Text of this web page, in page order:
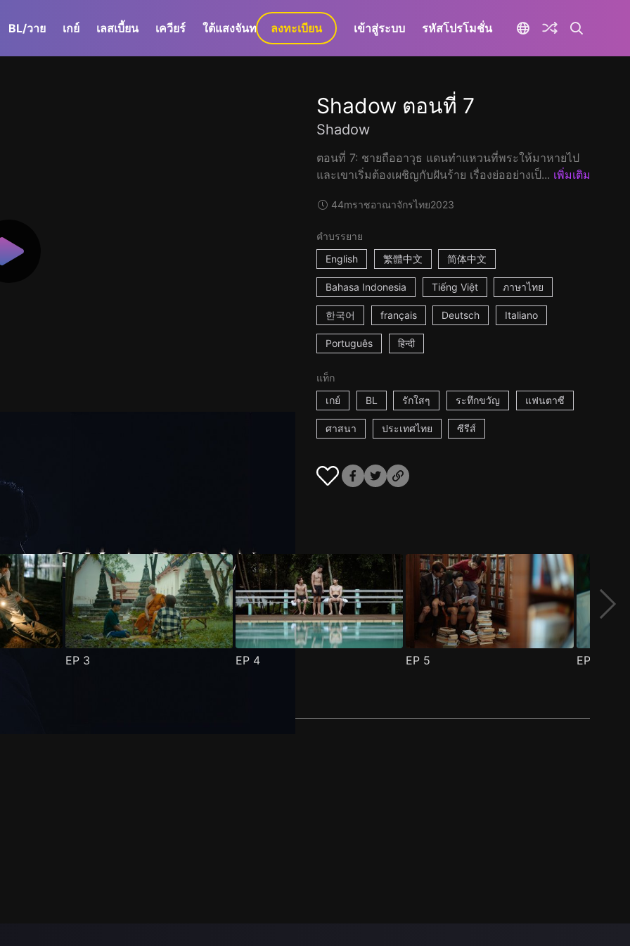
BL/วาย เกย์ เลสเบี้ยน เควียร์ ใต้แสงจันทร์ GaLa+
ลงทะเบียน เข้าสู่ระบบ รหัสโปรโมชั่น
Shadow ตอนที่ 7
Shadow
ตอนที่ 7: ชายถืออาวุธ แดนทำแหวนที่พระให้มาหายไป
และเขาเริ่มต้องเผชิญกับฝันร้าย เรื่องย่ออย่างเป็... เพิ่มเติม
44mราชอาณาจักรไทย2023
คำบรรยาย
English
繁體中文 简体中文
Bahasa Indonesia Tiếng Việt ภาษาไทย
한국어 français Deutsch Italiano
Português हिन्दी
แท็ก
เกย์
BL รักใสๆ ระทึกขวัญ แฟนตาซี
ศาสนา ประเทศไทย ซีรีส์
EP 3 EP 4 EP 5 EP